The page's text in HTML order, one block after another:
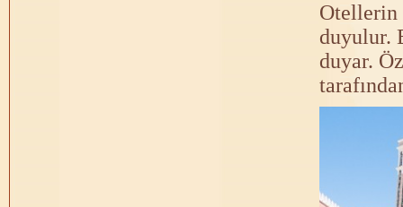
Otellerin
duyulur.
duyar.